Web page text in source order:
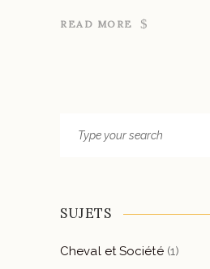
READ MORE
SUJETS
Cheval et Société(1)